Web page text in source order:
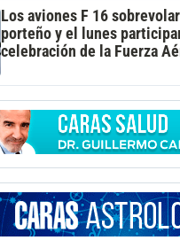
Los aviones F 16
porteño y el lunes
celebración de la Fuerza